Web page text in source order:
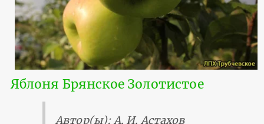
Яблоня Брянское Золотистое
Автор(ы): А. И. Астахов